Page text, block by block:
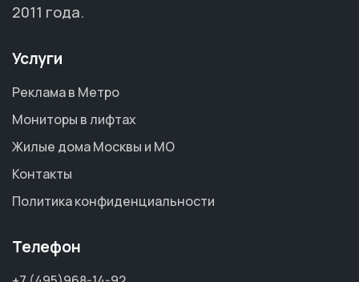
2011 года.
Услуги
Реклама в Метро
Мониторы в лифтах
Жилые дома Москвы и МО
Контакты
Политика конфиденциальности
Телефон